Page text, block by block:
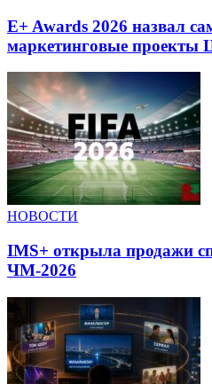
E+ Awards 2026 назвал
маркетинговые проекты
НОВОСТИ
IMS+ открыла продажи
ЧМ-2026